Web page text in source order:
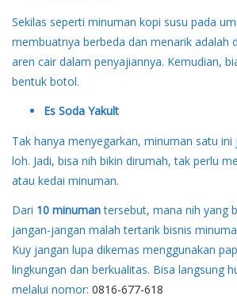
Sekilas seperti minuman kopi susu pada
membuatnya berbeda dan menarik adalah
aren cair dalam penyajiannya. Kemudian,
bentuk botol.
Es Soda Yakult
Tak hanya menyegarkan, minuman satu
loh. Jadi, bisa nih bikin dirumah, tak perlu
atau kedai minuman.
Dari 10 minumantersebut, mana nih yang
jangan-jangan malah tertarik bisnis
Kuy jangan lupa dikemas menggunakan
lingkungan dan berkualitas. Bisa langsung
melalui nomor: 0816-677-618